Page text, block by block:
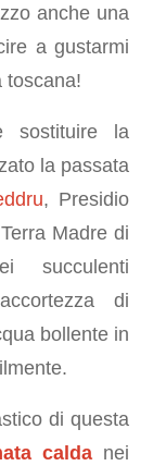
anche una
a gustarmi
toscana!
sostituire la
la passata
, Presidio
Madre di
succulenti
di
bollente in
di questa
calda nei